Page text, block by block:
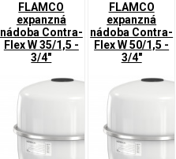
FLAMCO
expanzná
nádoba Contra-
Flex W 35/1,5 -
3/4"
FLAMCO
expanzná
nádoba Contra-
Flex W 50/1,5 -
3/4"